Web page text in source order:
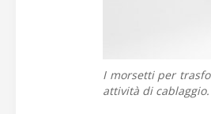
I morsetti per
attività di cablaggio.